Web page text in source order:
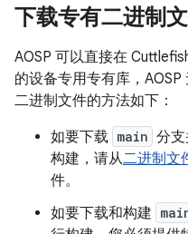
下载专有二进制
AOSP 可以直接在
的设备专用专有库，
二进制文件的方法如下：
如要下载 main 分
构建，请从二进制文
件。
如要下载和构建